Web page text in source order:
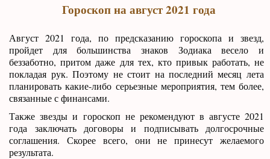
Гороскоп на август 2021 года
Август 2021 года, по предсказанию гороскопа и звезд,
пройдет для большинства знаков Зодиака весело и
беззаботно, притом даже для тех, кто привык работать, не
покладая рук. Поэтому не стоит на последний месяц лета
планировать какие-либо серьезные мероприятия, тем более,
связанные с финансами.
Также звезды и гороскоп не рекомендуют в августе 2021
года заключать договоры и подписывать долгосрочные
соглашения. Скорее всего, они не принесут желаемого
результата.